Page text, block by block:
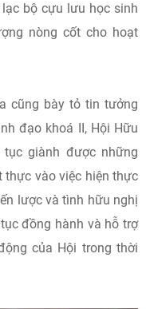
bộ cựu lưu học sinh
nòng cốt cho hoạt
cũng bày tỏ tin tưởng
đạo khoá II, Hội Hữu
tục giành được những
thực vào việc hiện thực
lược và tình hữu nghị
đồng hành và hỗ trợ
của Hội trong thời